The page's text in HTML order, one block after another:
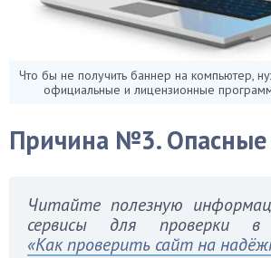
Что бы не получить баннер на компьютер,
официальные и лицензионные
Причина №3. Опасные
Читайте полезную
сервисы для проверки
«Как проверить сайт на